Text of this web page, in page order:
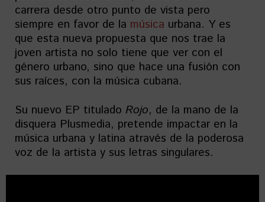
carrera desde otro punto de vista pero
siempre en favor de la música urbana. Y es
que esta nueva propuesta que nos trae la
joven artista no solo tiene que ver con el
género urbano, sino que hace una fusión con
sus raíces, con la música cubana.
Su nuevo EP titulado Rojo, de la mano de la
disquera Plusmedia, pretende impactar en la
música urbana y latina através de la poderosa
voz de la artista y sus letras singulares.